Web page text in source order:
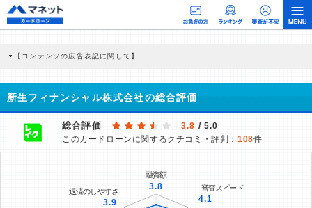
【コンテンツの広告表記に関して】
商品を根拠なくPRするものではなく、当編集部の調査／ユーザーへの口コミ収集な
どに基づき、公平性を担保した情報提供を行っています。
>提携企業一覧
新生フィナンシャル株式会社の総合評価
総合評価 3.8 / 5.0
このカードローンに関するクチコミ・評判： 108件